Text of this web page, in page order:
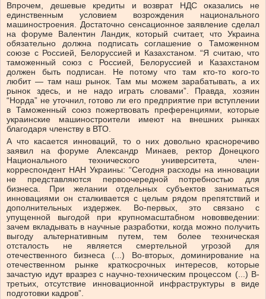
Впрочем, дешевые кредиты и возврат НДС оказались не
единственным условием возрождения национального
машиностроения. Достаточно сенсационное заявление сделал
на форуме Валентин Ландик, который считает, что Украина
обязательно должна подписать соглашение о Таможенном
союзе с Россией, Белоруссией и Казахстаном. “Я считаю, что
таможенный союз с Россией, Белоруссией и Казахстаном
должен быть подписан. Не потому что там кто-то кого-то
любит — там наш рынок. Там мы можем зарабатывать, а их
рынок здесь, и не надо играть словами”. Правда, хозяин
“Норда” не уточнил, готово ли его предприятие при вступлении
в Таможенный союз пожертвовать преференциями, которые
украинские машиностроители имеют на внешних рынках
благодаря членству в ВТО.
А что касается инноваций, то о них довольно красноречиво
заявил на форуме Александр Минаев, ректор Донецкого
Национального технического университета, член-
корреспондент НАН Украины: “Сегодня расходы на инновации
не представляются первоочередной потребностью для
бизнеса. При желании отдельных субъектов заниматься
инновациями он сталкивается с целым рядом препятствий и
дополнительных издержек. Во-первых, это связано с
упущенной выгодой при крупномасштабном нововведении:
зачем вкладывать в научные разработки, когда можно получить
выгоду альтернативным путем, тем более техническая
отсталость не является смертельной угрозой для
отечественного бизнеса (...) Во-вторых, доминирование на
отечественном рынке краткосрочных интересов, которые
зачастую идут вразрез с научно-техническим процессом (...) В-
третьих, отсутствие инновационной инфраструктуры в виде
подготовки кадров”.